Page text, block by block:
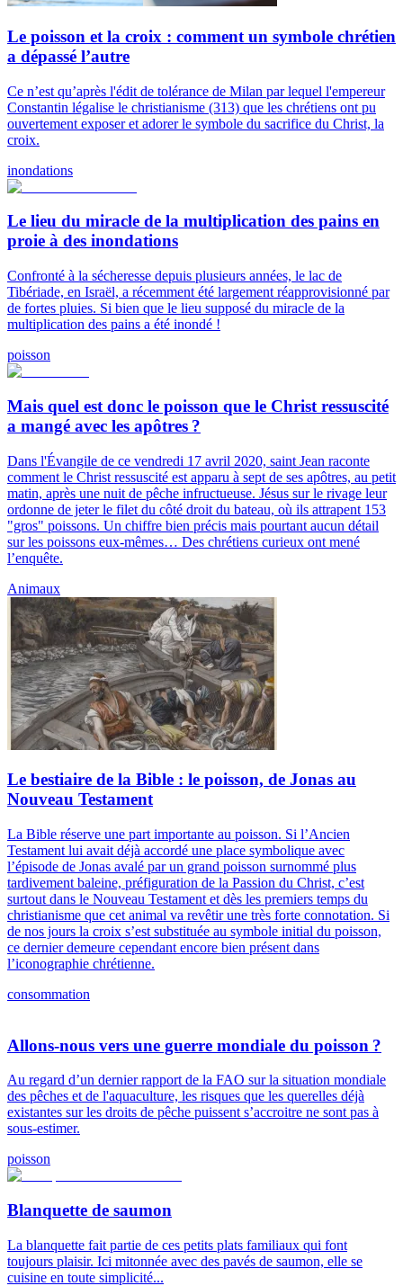
Le poisson et la croix : comment un symbole chrétien
a dépassé l’autre
Ce n’est qu’après l'édit de tolérance de Milan par lequel l'empereur
Constantin légalise le christianisme (313) que les chrétiens ont pu
ouvertement exposer et adorer le symbole du sacrifice du Christ, la
croix.
inondations
Le lieu du miracle de la multiplication des pains en
proie à des inondations
Confronté à la sécheresse depuis plusieurs années, le lac de
Tibériade, en Israël, a récemment été largement réapprovisionné par
de fortes pluies. Si bien que le lieu supposé du miracle de la
multiplication des pains a été inondé !
poisson
Mais quel est donc le poisson que le Christ ressuscité
a mangé avec les apôtres ?
Dans l'Évangile de ce vendredi 17 avril 2020, saint Jean raconte
comment le Christ ressuscité est apparu à sept de ses apôtres, au petit
matin, après une nuit de pêche infructueuse. Jésus sur le rivage leur
ordonne de jeter le filet du côté droit du bateau, où ils attrapent 153
"gros" poissons. Un chiffre bien précis mais pourtant aucun détail
sur les poissons eux-mêmes… Des chrétiens curieux ont mené
l’enquête.
Animaux
Le bestiaire de la Bible : le poisson, de Jonas au
Nouveau Testament
La Bible réserve une part importante au poisson. Si l’Ancien
Testament lui avait déjà accordé une place symbolique avec
l’épisode de Jonas avalé par un grand poisson surnommé plus
tardivement baleine, préfiguration de la Passion du Christ, c’est
surtout dans le Nouveau Testament et dès les premiers temps du
christianisme que cet animal va revêtir une très forte connotation. Si
de nos jours la croix s’est substituée au symbole initial du poisson,
ce dernier demeure cependant encore bien présent dans
l’iconographie chrétienne.
consommation
Allons-nous vers une guerre mondiale du poisson ?
Au regard d’un dernier rapport de la FAO sur la situation mondiale
des pêches et de l'aquaculture, les risques que les querelles déjà
existantes sur les droits de pêche puissent s’accroitre ne sont pas à
sous-estimer.
poisson
Blanquette de saumon
La blanquette fait partie de ces petits plats familiaux qui font
toujours plaisir. Ici mitonnée avec des pavés de saumon, elle se
cuisine en toute simplicité...